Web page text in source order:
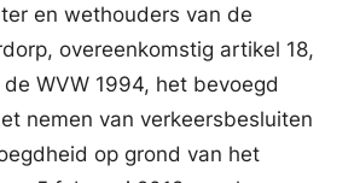
en wethouders van de
overeenkomstig artikel 18,
WVW 1994, het bevoegd
nemen van verkeersbesluiten
op grond van het